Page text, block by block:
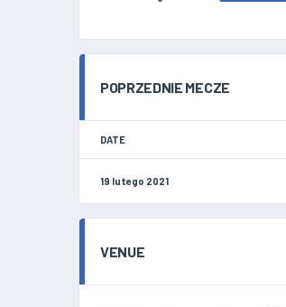
POPRZEDNIE MECZE
DATE
19 lutego 2021
VENUE